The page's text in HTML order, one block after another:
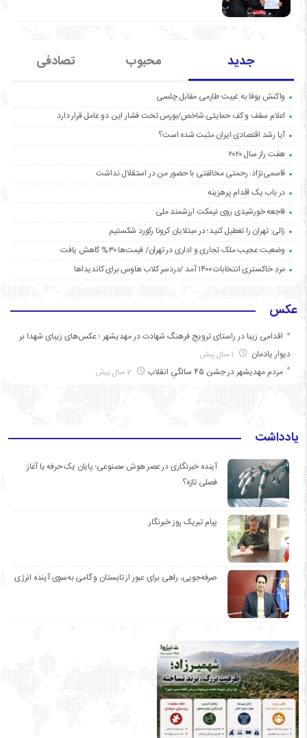
جدید محبوب تصادفی
واکنش یوفا به غیبت طارمی مقابل چلسی
اعلام سقف و کف حمایتی شاخص/بورس تحت فشار این دو عامل قرار دارد
آیا رشد اقتصادی ایران مثبت شده است؟
هفت راز سال ۲۰۲۰
قاسمی‌نژاد: رحمتی مخالفتی با حضور من در استقلال نداشت
در باب یک اقدام پرهزینه
فاجعه خورشیدی روی نیمکت ارزشمند ملی
زالی: تهران را تعطیل کنید؛ در مبتلایان کرونا رکورد شکستیم
وضعیت عجیب ملک تجاری و اداری در تهران/ قیمت‌ها ۳۰% کاهش یافت
مردِ خاکستری انتخابات ۱۴۰۰ آمد /دردسر کلاب هاوس برای کاندیداها
عکس
اقدامی زیبا در راستای ترویج فرهنگ شهادت در مهدیشهر ؛ عکس‌های زیبای شهدا بر
دیوار یادمان
مردم مهدیشهر در جشن ۴۵ سالگیِ انقلاب
یادداشت
آینده خبرنگاری در عصر هوش مصنوعی؛ پایان یک حرفه یا آغاز
فصلی تازه؟
پیام تبریک روز خبرنگار
صرفه‌جویی، راهی برای عبور از تابستان و گامی به‌سوی آینده انرژی